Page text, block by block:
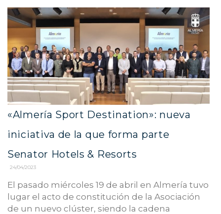
«Almería Sport Destination»: nueva
iniciativa de la que forma parte
Senator Hotels & Resorts
24/04/2023
El pasado miércoles 19 de abril en Almería tuvo
lugar el acto de constitución de la Asociación
de un nuevo clúster, siendo la cadena